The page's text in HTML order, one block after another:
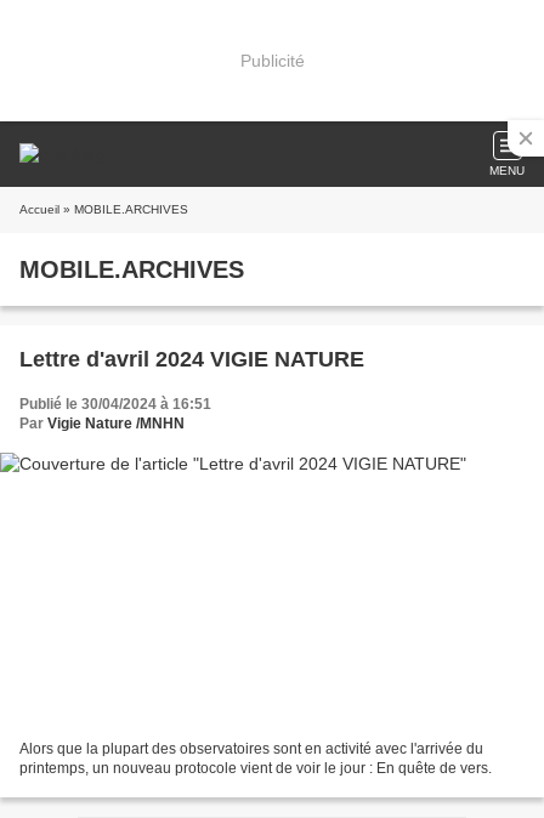
Publicité
MENU
Accueil » MOBILE.ARCHIVES
MOBILE.ARCHIVES
Lettre d'avril 2024 VIGIE NATURE
Publié le 30/04/2024 à 16:51
Par Vigie Nature /MNHN
Alors que la plupart des observatoires sont en activité avec l'arrivée du
printemps, un nouveau protocole vient de voir le jour : En quête de vers.